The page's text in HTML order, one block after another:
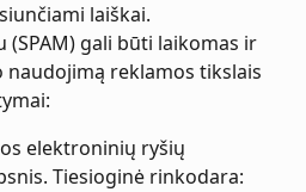
laiškai.
(SPAM) gali būti laikomas ir
naudojimą reklamos tikslais
elektroninių ryšių
Tiesioginė rinkodara: